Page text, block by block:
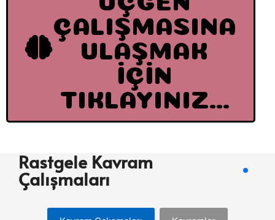
ÇALIŞMASINA
ULAŞMAK
İÇİN
TIKLAYINIZ...
Rastgele Kavram
Çalışmaları